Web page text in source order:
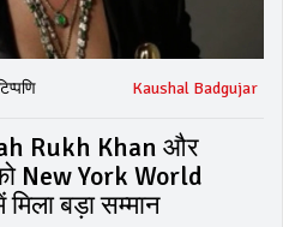
Kaushal Badgujar
Rukh Khan और
New York World
बड़ा सम्मान